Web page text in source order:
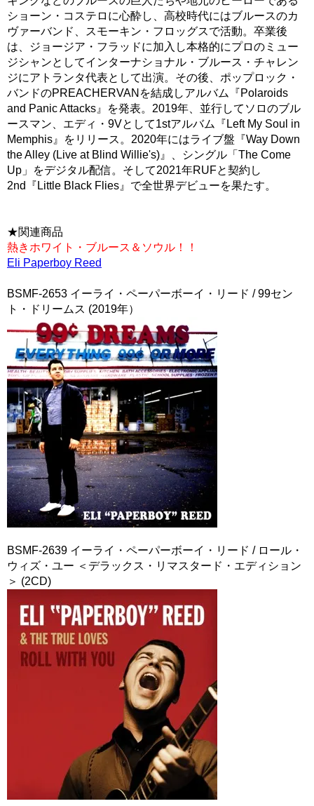
ショーン・コステロに心酔し、高校時代にはブルースのカ
ヴァーバンド、スモーキン・フロッグスで活動。卒業後
は、ジョージア・フラッドに加入し本格的にプロのミュー
ジシャンとしてインターナショナル・ブルース・チャレン
ジにアトランタ代表として出演。その後、ポップロック・
バンドのPREACHERVANを結成しアルバム『Polaroids
and Panic Attacks』を発表。2019年、並行してソロのブル
ースマン、エディ・9Vとして1stアルバム『Left My Soul in
Memphis』をリリース。2020年にはライブ盤『Way Down
the Alley (Live at Blind Willie's)』、シングル「The Come
Up」をデジタル配信。そして2021年RUFと契約し
2nd『Little Black Flies』で全世界デビューを果たす。
★関連商品
熱きホワイト・ブルース＆ソウル！！
Eli Paperboy Reed
BSMF-2653 イーライ・ペーパーボーイ・リード / 99セン
ト・ドリームス (2019年）
BSMF-2639 イーライ・ペーパーボーイ・リード / ロール・
ウィズ・ユー ＜デラックス・リマスタード・エディション
＞ (2CD)